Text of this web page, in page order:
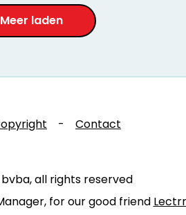
Meer laden
- Contact
all rights reserved
for our good friend Lectrr